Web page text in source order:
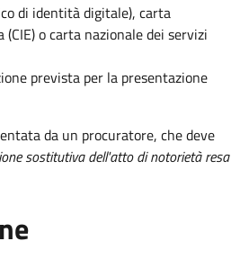
di identità digitale), carta
o carta nazionale dei servizi
prevista per la presentazione
da un procuratore, che deve
sostitutiva dell'atto di notorietà resa